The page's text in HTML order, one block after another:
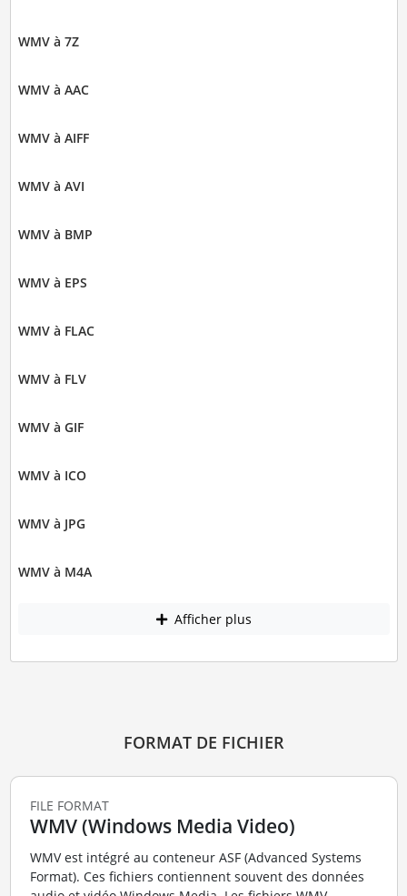
WMV à 7Z
WMV à AAC
WMV à AIFF
WMV à AVI
WMV à BMP
WMV à EPS
WMV à FLAC
WMV à FLV
WMV à GIF
WMV à ICO
WMV à JPG
WMV à M4A
Afficher plus
FORMAT DE FICHIER
FILE FORMAT
WMV (Windows Media Video)
WMV est intégré au conteneur ASF (Advanced Systems
Format). Ces fichiers contiennent souvent des données